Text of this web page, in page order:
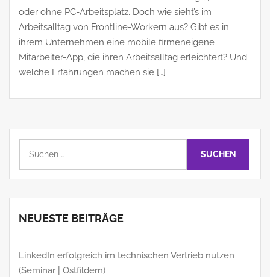
oder ohne PC-Arbeitsplatz. Doch wie sieht’s im
Arbeitsalltag von Frontline-Workern aus? Gibt es in
ihrem Unternehmen eine mobile firmeneigene
Mitarbeiter-App, die ihren Arbeitsalltag erleichtert? Und
welche Erfahrungen machen sie […]
nach:
NEUESTE BEITRÄGE
LinkedIn erfolgreich im technischen Vertrieb nutzen
(Seminar | Ostfildern)